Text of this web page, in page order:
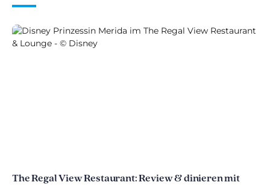
The Regal View Restaurant: Review & dinieren mit